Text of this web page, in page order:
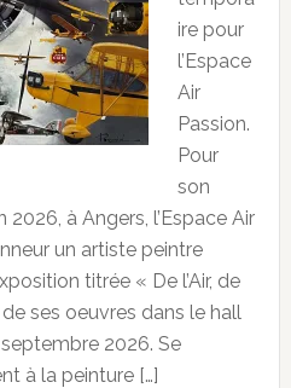
ire pour
l’Espace
Air
Passion.
Pour
son
à Angers, l’Espace Air
un artiste peintre
titrée « De l’Air, de
ses oeuvres dans le hall
2026. Se
à la peinture […]